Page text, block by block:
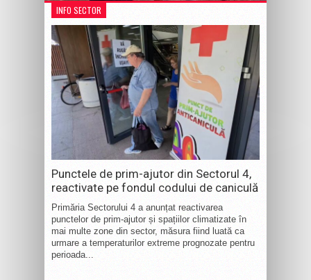
INFO SECTOR
Punctele de prim-ajutor din Sectorul 4,
reactivate pe fondul codului de caniculă
Primăria Sectorului 4 a anunțat reactivarea
punctelor de prim-ajutor și spațiilor climatizate în
mai multe zone din sector, măsura fiind luată ca
urmare a temperaturilor extreme prognozate pentru
perioada...